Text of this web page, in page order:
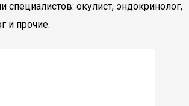
специалистов: окулист, эндокринолог,
и прочие.